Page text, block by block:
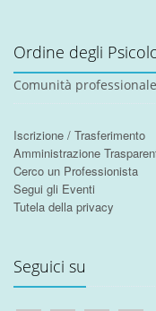
Ordine degli
Comunità
Iscrizione / Trasferimento
Amministrazione
Cerco un Professionista
Segui gli Eventi
Tutela della privacy
Seguici su